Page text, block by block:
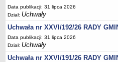
Galeria
Raporty o stanie dostępności
Wnioski
WŁADZE I STRUKTURA
Data publikacji: 31 lipca 2026
Dział: Uchwały
Uchwała nr XXVI/192/26 RADY
Data publikacji: 31 lipca 2026
Dział: Uchwały
Uchwała nr XXVI/191/26 RADY